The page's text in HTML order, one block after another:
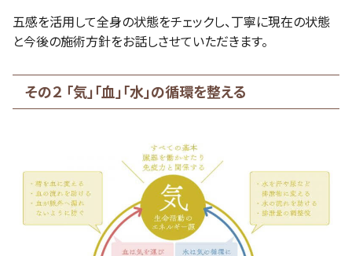
五感を活用して全身の状態をチェックし、丁寧に現在の状態
と今後の施術方針をお話しさせていただきます。
その２ 「気」「血」「水」の循環を整える